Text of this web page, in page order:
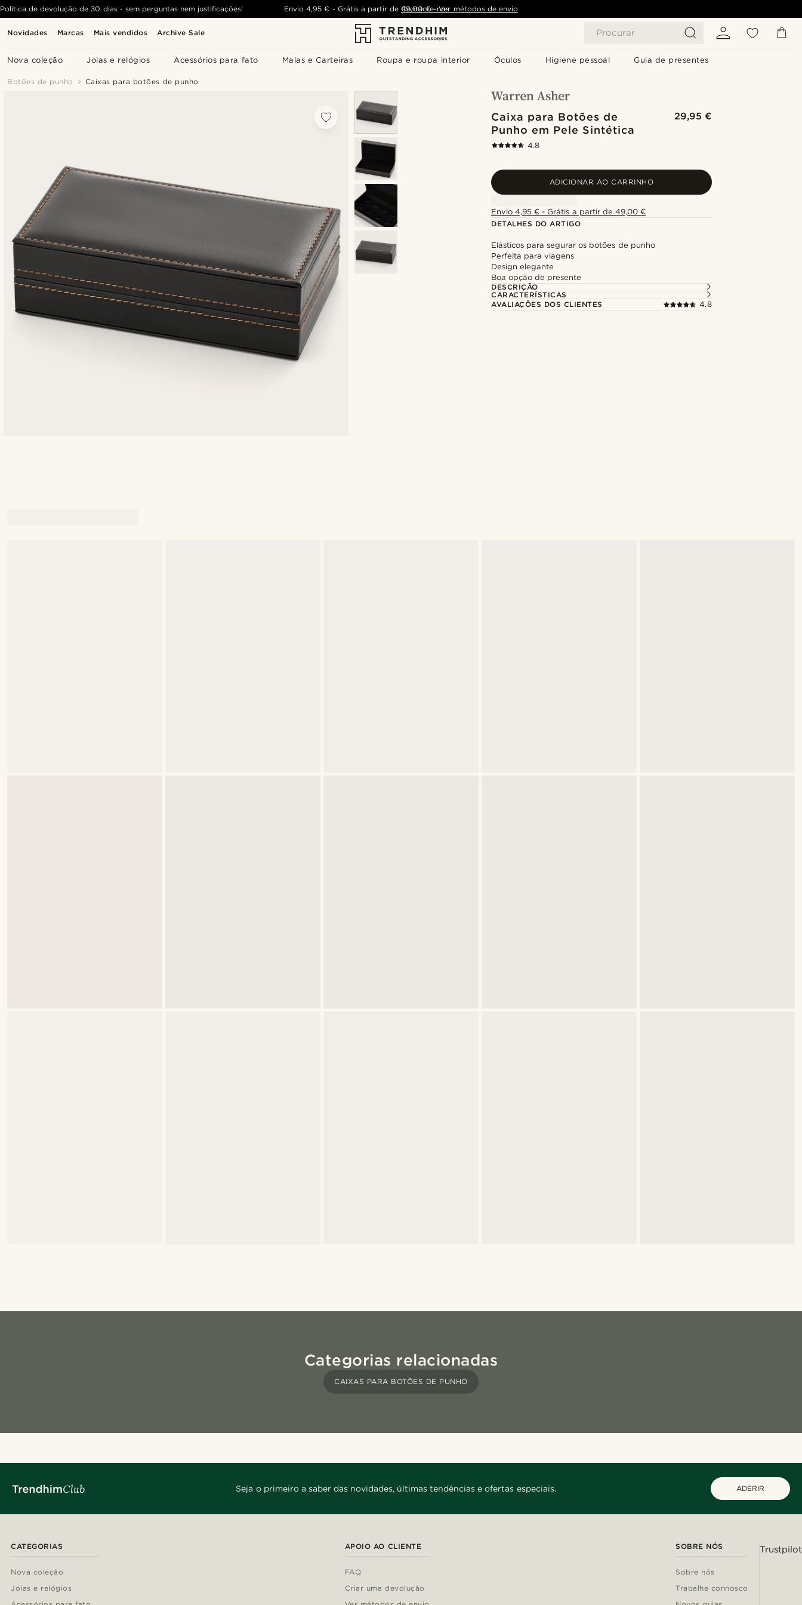
Novidades Marcas Mais vendidos Archive Sale Procurar
Nova coleção Joias e relógios Acessórios para fato Malas e Carteiras Roupa e roupa interior Óculos Higiene pessoal Guia de presentes
Política de devolução de 30 dias - sem perguntas nem justificações! Envio 4,95 € - Grátis a partir de 49,00 € - Ver métodos de envio
Contacte-nos
Botões de punho Caixas para botões de punho
Caixa para Botões de
Punho em Pele Sintética
29,95 €
4.8
ADICIONAR AO CARRINHO
Envio 4,95 € - Grátis a partir de 49,00 €
DETALHES DO ARTIGO
Elásticos para segurar os botões de punho
Perfeita para viagens
Design elegante
Boa opção de presente
DESCRIÇÃO
CARACTERÍSTICAS
AVALIAÇÕES DOS CLIENTES
4.8
Categorias relacionadas
CAIXAS PARA BOTÕES DE PUNHO
Seja o primeiro a saber das novidades, últimas tendências e ofertas especiais. ADERIR
CATEGORIAS
Nova coleção
Joias e relógios
APOIO AO CLIENTE
FAQ
Criar uma devolução
SOBRE NÓS
Sobre nós
Trabalhe connosco
Trustpilot